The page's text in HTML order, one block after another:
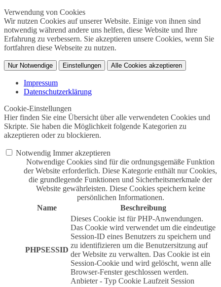
Verwendung von Cookies
Wir nutzen Cookies auf unserer Website. Einige von ihnen sind
notwendig während andere uns helfen, diese Website und Ihre
Erfahrung zu verbessern. Sie akzeptieren unsere Cookies, wenn Sie
fortfahren diese Webseite zu nutzen.
Nur Notwendige Einstellungen Alle Cookies akzeptieren
Impressum
Datenschutzerklärung
Cookie-Einstellungen
Hier finden Sie eine Übersicht über alle verwendeten Cookies und
Skripte. Sie haben die Möglichkeit folgende Kategorien zu
akzeptieren oder zu blockieren.
Notwendig Immer akzeptieren
Notwendige Cookies sind für die ordnungsgemäße Funktion
der Website erforderlich. Diese Kategorie enthält nur Cookies,
die grundlegende Funktionen und Sicherheitsmerkmale der
Website gewährleisten. Diese Cookies speichern keine
persönlichen Informationen.
Name
Beschreibung
PHPSESSID
Dieses Cookie ist für PHP-Anwendungen.
Das Cookie wird verwendet um die eindeutige
Session-ID eines Benutzers zu speichern und
zu identifizieren um die Benutzersitzung auf
der Website zu verwalten. Das Cookie ist ein
Session-Cookie und wird gelöscht, wenn alle
Browser-Fenster geschlossen werden.
Anbieter - Typ Cookie Laufzeit Session